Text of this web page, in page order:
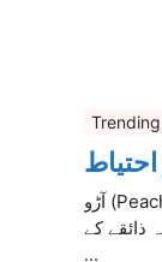
Trending
آڑو (Peach) ایک رسیلا اور ٹھنڈک دینے والا پھل ہے
ذائقے کے
...